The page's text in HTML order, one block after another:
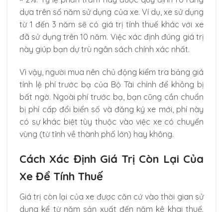
dựa trên số năm sử dụng của xe. Ví dụ, xe sử dụng
từ 1 đến 3 năm sẽ có giá trị tính thuế khác với xe
đã sử dụng trên 10 năm. Việc xác định đúng giá trị
này giúp bạn dự trù ngân sách chính xác nhất.
Vì vậy, người mua nên chủ động kiểm tra bảng giá
tính lệ phí trước bạ của Bộ Tài chính để không bị
bất ngờ. Ngoài phí trước bạ, bạn cũng cần chuẩn
bị phí cấp đổi biển số và đăng ký xe mới, phí này
có sự khác biệt tùy thuộc vào việc xe có chuyển
vùng (từ tỉnh về thành phố lớn) hay không.
Cách Xác Định Giá Trị Còn Lại Của
Xe Để Tính Thuế
Giá trị còn lại của xe được căn cứ vào thời gian sử
dụng kể từ năm sản xuất đến năm kê khai thuế.